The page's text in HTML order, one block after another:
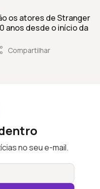
os atores de Stranger
anos desde o início da
Compartilhar
no seu e-mail.